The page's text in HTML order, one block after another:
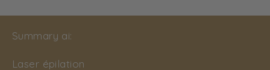
Summary ai:
Laser épilation